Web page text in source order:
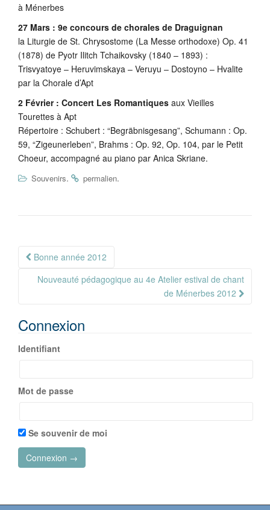
à Ménerbes
27 Mars : 9e concours de chorales de Draguignan
la Liturgie de St. Chrysostome (La Messe orthodoxe) Op. 41
(1878) de Pyotr Ilitch Tchaikovsky (1840 – 1893) :
Trisvyatoye – Heruvimskaya – Veruyu – Dostoyno – Hvalite
par la Chorale d’Apt
2 Février : Concert Les Romantiques aux Vieilles
Tourettes à Apt
Répertoire : Schubert : “Begräbnisgesang”, Schumann : Op.
59, “Zigeunerleben”, Brahms : Op. 92, Op. 104, par le Petit
Choeur, accompagné au piano par Anica Skriane.
Souvenirs. permalien.
Navigation
Article
Bonne année 2012
Nouveauté pédagogique au 4e Atelier estival de chant
de Ménerbes 2012
Connexion
Identifiant
Mot de passe
Se souvenir de moi